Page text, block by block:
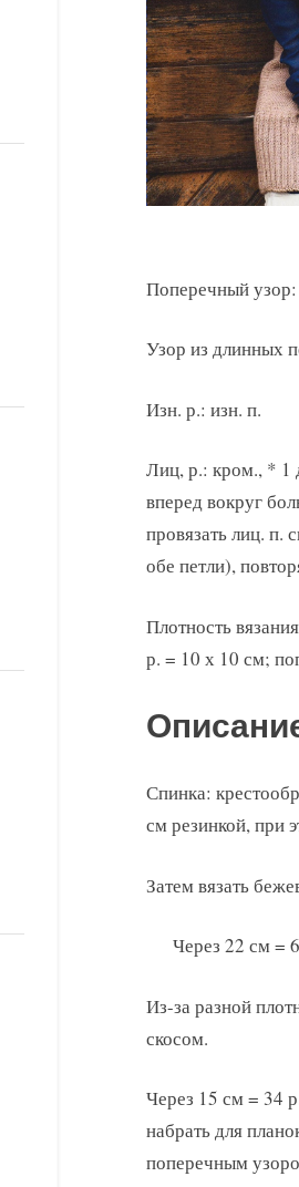
Поперечный узор:
Узор из длинных
Изн. р.: изн. п.
Лиц, р.: кром., * 1
вперед вокруг
провязать лиц. п.
обе петли),
Плотность
р. = 10 х 10 см;
Спинка:
см резинкой, при
Затем вязать
Через 22 см =
Из-за разной
скосом.
Через 15 см = 34
набрать для
поперечным